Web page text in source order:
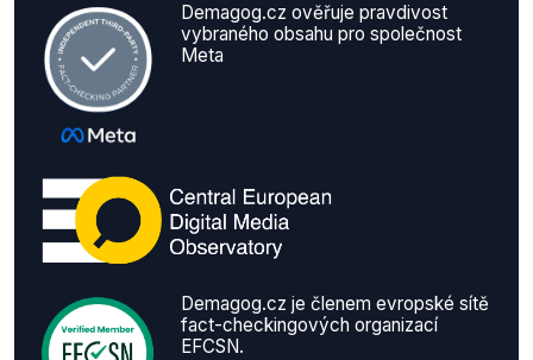
Demagog.cz ověřuje pravdivost
vybraného obsahu pro společnost
Meta
Demagog.cz je členem evropské sítě
fact-checkingových organizací
EFCSN.